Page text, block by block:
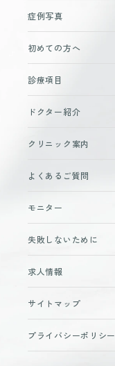
症例写真
初めての方へ
診療項目
ドクター紹介
クリニック案内
よくあるご質問
モニター
失敗しないために
求人情報
サイトマップ
プライバシーポリシー